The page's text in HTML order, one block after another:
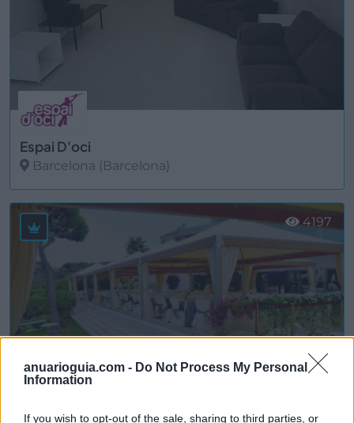
anuarioguia.com - Do Not Process My Personal
Information
If you wish to opt-out of the sale, sharing to third parties, or
Espai D'oci
Barcelona (Barcelona)
4197